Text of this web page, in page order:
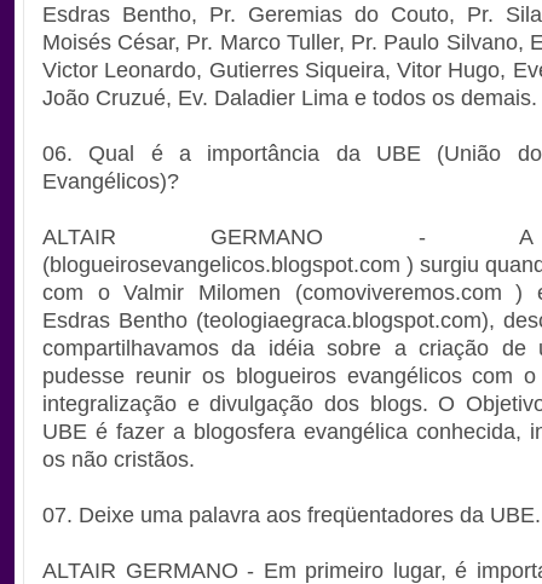
Esdras Bentho, Pr. Geremias do Couto, Pr.
Moisés César, Pr. Marco Tuller, Pr. Paulo Silvano,
Victor Leonardo, Gutierres Siqueira, Vitor Hugo,
João Cruzué, Ev. Daladier Lima e todos os demais.
06. Qual é a importância da UBE (União
Evangélicos)?
ALTAIR GERMANO -
(blogueirosevangelicos.blogspot.com ) surgiu
com o Valmir Milomen (comoviveremos.com
Esdras Bentho (teologiaegraca.blogspot.com),
compartilhavamos da idéia sobre a criação de
pudesse reunir os blogueiros evangélicos com
integralização e divulgação dos blogs. O
UBE é fazer a blogosfera evangélica conhecida,
os não cristãos.
07. Deixe uma palavra aos freqüentadores da UBE.
ALTAIR GERMANO - Em primeiro lugar, é